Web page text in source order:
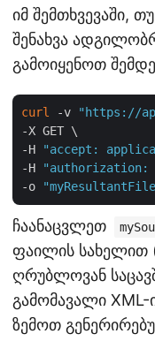
იმ შემთხვევაში,
შენახვა
გამოიყენოთ
curl -v
"https://
-X GET \
-H
"accept:
-H
"authorization:
-o
ჩაანაცვლეთ
ფაილის სახელით
ღრუბლოვან
გამომავალი
ზემოთ